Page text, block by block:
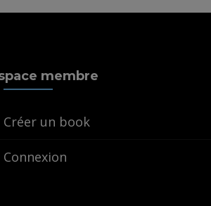
membre
Créer un book
Connexion